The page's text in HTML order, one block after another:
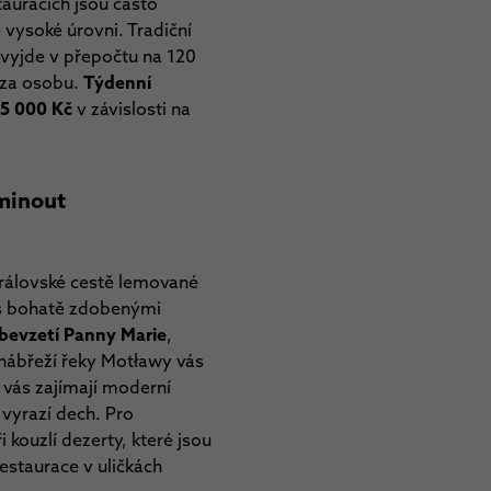
úrovni. Tradiční
v přepočtu na 120
osobu. Týdenní
000 Kčv závislosti na
cestě lemované
bohatě zdobenými
Panny Marie,
řeky Motławy vás
vás zajímají moderní
dech. Pro
kouzlí dezerty, které jsou
v uličkách